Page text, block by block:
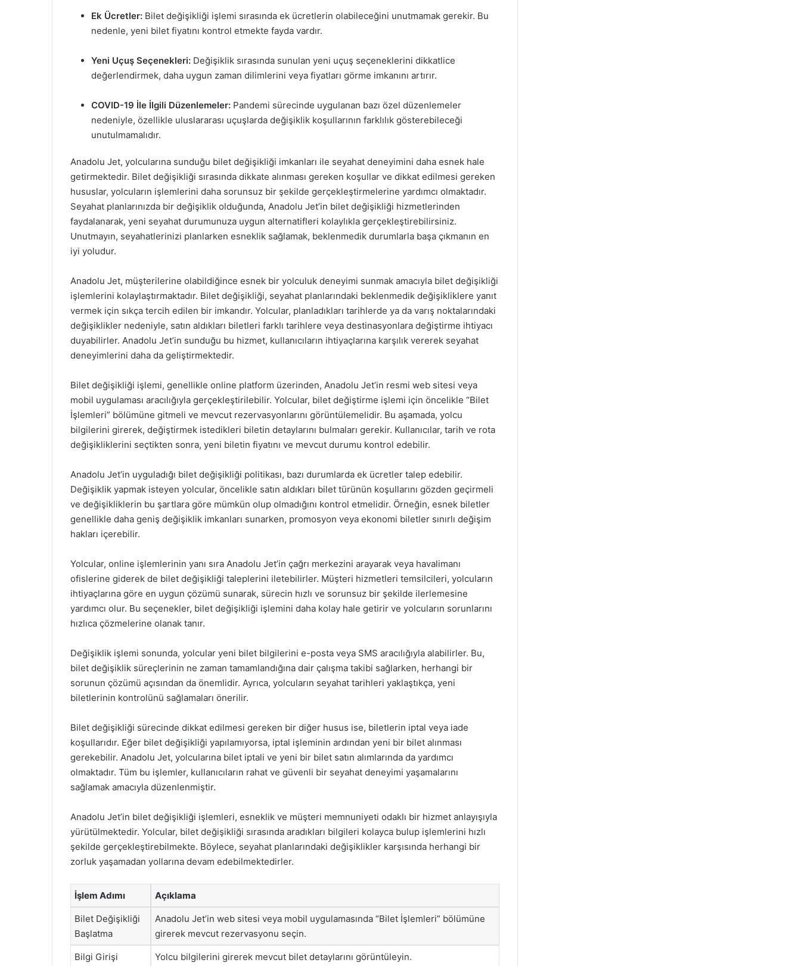
Ek Ücretler: Bilet değişikliği işlemi sırasında ek ücretlerin olabileceğini unutmamak gerekir. Bu
nedenle, yeni bilet fiyatını kontrol etmekte fayda vardır.
Yeni Uçuş Seçenekleri: Değişiklik sırasında sunulan yeni uçuş seçeneklerini dikkatlice
değerlendirmek, daha uygun zaman dilimlerini veya fiyatları görme imkanını artırır.
COVID-19 İle İlgili Düzenlemeler: Pandemi sürecinde uygulanan bazı özel düzenlemeler
nedeniyle, özellikle uluslararası uçuşlarda değişiklik koşullarının farklılık gösterebileceği
unutulmamalıdır.
Anadolu Jet, yolcularına sunduğu bilet değişikliği imkanları ile seyahat deneyimini daha esnek hale
getirmektedir. Bilet değişikliği sırasında dikkate alınması gereken koşullar ve dikkat edilmesi gereken
hususlar, yolcuların işlemlerini daha sorunsuz bir şekilde gerçekleştirmelerine yardımcı olmaktadır.
Seyahat planlarınızda bir değişiklik olduğunda, Anadolu Jet’in bilet değişikliği hizmetlerinden
faydalanarak, yeni seyahat durumunuza uygun alternatifleri kolaylıkla gerçekleştirebilirsiniz.
Unutmayın, seyahatlerinizi planlarken esneklik sağlamak, beklenmedik durumlarla başa çıkmanın en
iyi yoludur.
Anadolu Jet, müşterilerine olabildiğince esnek bir yolculuk deneyimi sunmak amacıyla bilet değişikliği
işlemlerini kolaylaştırmaktadır. Bilet değişikliği, seyahat planlarındaki beklenmedik değişikliklere yanıt
vermek için sıkça tercih edilen bir imkandır. Yolcular, planladıkları tarihlerde ya da varış noktalarındaki
değişiklikler nedeniyle, satın aldıkları biletleri farklı tarihlere veya destinasyonlara değiştirme ihtiyacı
duyabilirler. Anadolu Jet’in sunduğu bu hizmet, kullanıcıların ihtiyaçlarına karşılık vererek seyahat
deneyimlerini daha da geliştirmektedir.
Bilet değişikliği işlemi, genellikle online platform üzerinden, Anadolu Jet’in resmi web sitesi veya
mobil uygulaması aracılığıyla gerçekleştirilebilir. Yolcular, bilet değiştirme işlemi için öncelikle “Bilet
İşlemleri” bölümüne gitmeli ve mevcut rezervasyonlarını görüntülemelidir. Bu aşamada, yolcu
bilgilerini girerek, değiştirmek istedikleri biletin detaylarını bulmaları gerekir. Kullanıcılar, tarih ve rota
değişikliklerini seçtikten sonra, yeni biletin fiyatını ve mevcut durumu kontrol edebilir.
Anadolu Jet’in uyguladığı bilet değişikliği politikası, bazı durumlarda ek ücretler talep edebilir.
Değişiklik yapmak isteyen yolcular, öncelikle satın aldıkları bilet türünün koşullarını gözden geçirmeli
ve değişikliklerin bu şartlara göre mümkün olup olmadığını kontrol etmelidir. Örneğin, esnek biletler
genellikle daha geniş değişiklik imkanları sunarken, promosyon veya ekonomi biletler sınırlı değişim
hakları içerebilir.
Yolcular, online işlemlerinin yanı sıra Anadolu Jet’in çağrı merkezini arayarak veya havalimanı
ofislerine giderek de bilet değişikliği taleplerini iletebilirler. Müşteri hizmetleri temsilcileri, yolcuların
ihtiyaçlarına göre en uygun çözümü sunarak, sürecin hızlı ve sorunsuz bir şekilde ilerlemesine
yardımcı olur. Bu seçenekler, bilet değişikliği işlemini daha kolay hale getirir ve yolcuların sorunlarını
hızlıca çözmelerine olanak tanır.
Değişiklik işlemi sonunda, yolcular yeni bilet bilgilerini e-posta veya SMS aracılığıyla alabilirler. Bu,
bilet değişiklik süreçlerinin ne zaman tamamlandığına dair çalışma takibi sağlarken, herhangi bir
sorunun çözümü açısından da önemlidir. Ayrıca, yolcuların seyahat tarihleri yaklaştıkça, yeni
biletlerinin kontrolünü sağlamaları önerilir.
Bilet değişikliği sürecinde dikkat edilmesi gereken bir diğer husus ise, biletlerin iptal veya iade
koşullarıdır. Eğer bilet değişikliği yapılamıyorsa, iptal işleminin ardından yeni bir bilet alınması
gerekebilir. Anadolu Jet, yolcularına bilet iptali ve yeni bir bilet satın alımlarında da yardımcı
olmaktadır. Tüm bu işlemler, kullanıcıların rahat ve güvenli bir seyahat deneyimi yaşamalarını
sağlamak amacıyla düzenlenmiştir.
Anadolu Jet’in bilet değişikliği işlemleri, esneklik ve müşteri memnuniyeti odaklı bir hizmet anlayışıyla
yürütülmektedir. Yolcular, bilet değişikliği sırasında aradıkları bilgileri kolayca bulup işlemlerini hızlı
şekilde gerçekleştirebilmekte. Böylece, seyahat planlarındaki değişiklikler karşısında herhangi bir
zorluk yaşamadan yollarına devam edebilmektedirler.
İşlem Adımı Açıklama
Bilet Değişikliği
Başlatma
Anadolu Jet’in web sitesi veya mobil uygulamasında “Bilet İşlemleri” bölümüne
girerek mevcut rezervasyonu seçin.
Bilgi Girişi Yolcu bilgilerini girerek mevcut bilet detaylarını görüntüleyin.